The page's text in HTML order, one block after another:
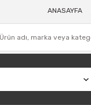
ANASAYFA